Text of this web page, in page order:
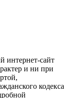
интернет-сайт
и ни при
кодекса